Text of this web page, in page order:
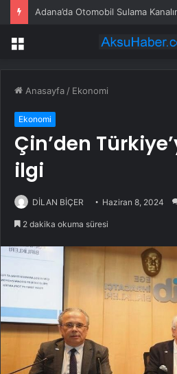
Adana’da Otomobil Sulama
Menü
Anasayfa / Ekonomi
Ekonomi
Çin’den
ilgi
DİLAN BİÇER Haziran 8, 2024
2 dakika okuma süresi